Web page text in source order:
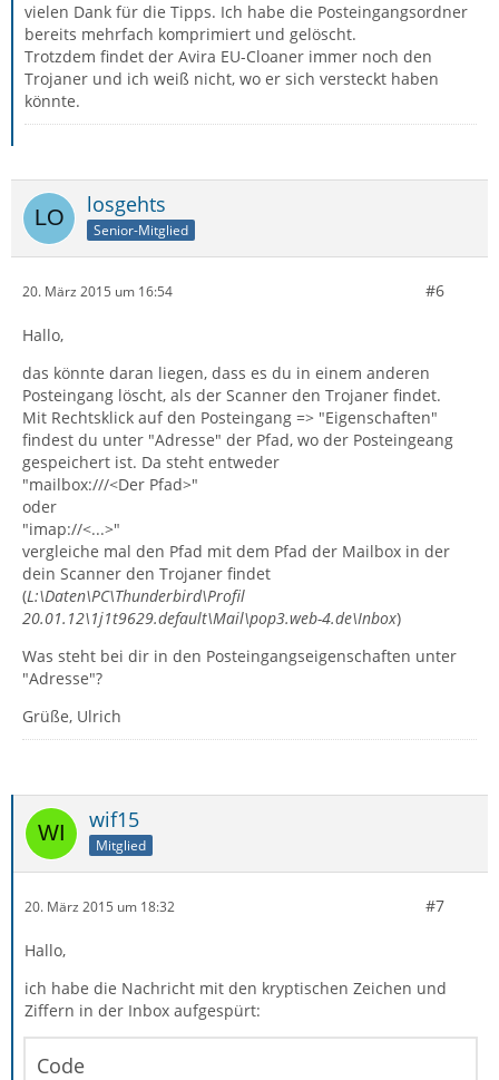
vielen Dank für die Tipps. Ich habe die Posteingangsordner
bereits mehrfach komprimiert und gelöscht.
Trotzdem findet der Avira EU-Cloaner immer noch den
Trojaner und ich weiß nicht, wo er sich versteckt haben
könnte.
losgehts
Senior-Mitglied
20. März 2015 um 16:54 #6
Hallo,
das könnte daran liegen, dass es du in einem anderen
Posteingang löscht, als der Scanner den Trojaner findet.
Mit Rechtsklick auf den Posteingang => "Eigenschaften"
findest du unter "Adresse" der Pfad, wo der Posteingeang
gespeichert ist. Da steht entweder
"mailbox:///<Der Pfad>"
oder
"imap://<...>"
vergleiche mal den Pfad mit dem Pfad der Mailbox in der
dein Scanner den Trojaner findet
(L:\Daten\PC\Thunderbird\Profil
20.01.12\1j1t9629.default\Mail\pop3.web-4.de\Inbox)
Was steht bei dir in den Posteingangseigenschaften unter
"Adresse"?
Grüße, Ulrich
wif15
Mitglied
20. März 2015 um 18:32 #7
Hallo,
ich habe die Nachricht mit den kryptischen Zeichen und
Ziffern in der Inbox aufgespürt:
Code